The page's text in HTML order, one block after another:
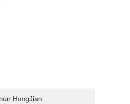
HongJian